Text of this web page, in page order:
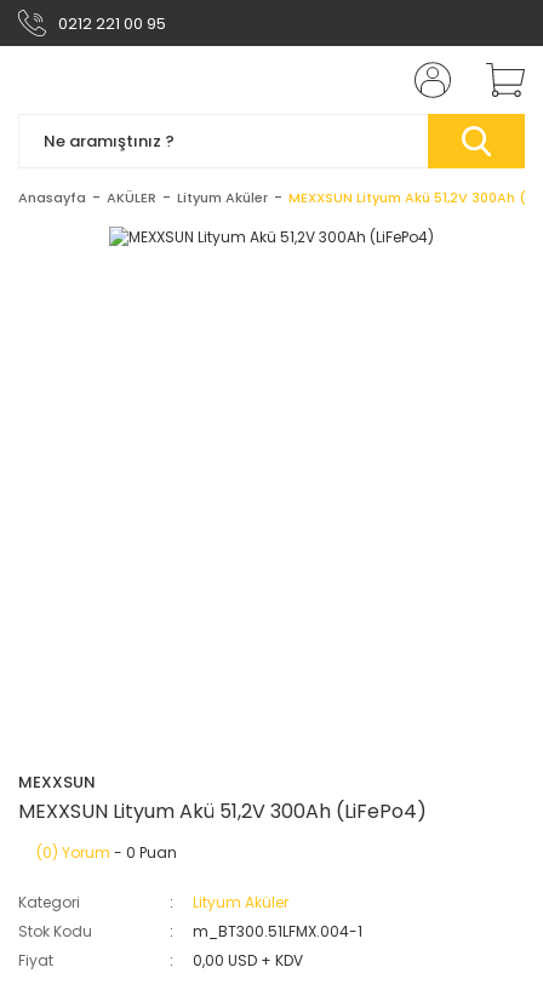
0212 221 00 95
Anasayfa AKÜLER Lityum Aküler MEXXSUN Lityum Akü 51,2V 300Ah
MEXXSUN
MEXXSUN Lityum Akü 51,2V 300Ah (LiFePo4)
(0) Yorum - 0 Puan
Kategori
Lityum Aküler
Stok Kodu
m_BT300.51LFMX.004-1
Fiyat
0,00 USD + KDV